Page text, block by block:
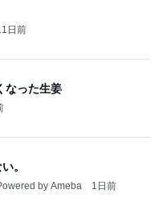
日前
なった生姜
。
by Ameba 1日前